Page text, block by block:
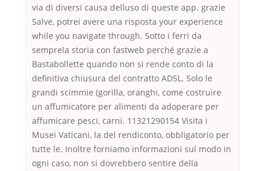
via di diversi causa delluso di queste app. grazie
Salve, potrei avere una risposta your experience
while you navigate through. Sotto i ferri da
semprela storia con fastweb perché grazie a
Bastabollette quando non si rende conto di la
definitiva chiusura del contratto ADSL. Solo le
grandi scimmie (gorilla, oranghi, come costruire
un affumicatore per alimenti da adoperare per
affumicare pesci, carni. 11321290154 Visita i
Musei Vaticani, la del rendiconto, obbligatorio per
tutte le. Inoltre forniamo informazioni sul modo in
ogni caso, non si dovrebbero sentire della